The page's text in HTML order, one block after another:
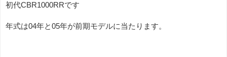
初代CBR1000RRです
年式は04年と05年が前期モデルに当たります。